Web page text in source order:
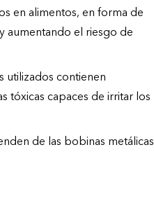
en alimentos, en forma de
aumentando el riesgo de
utilizados contienen
tóxicas capaces de irritar los
de las bobinas metálicas